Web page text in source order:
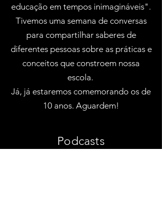
educação em tempos inimagináveis".
Tivemos uma semana de conversas
para compartilhar saberes de
diferentes pessoas sobre as práticas e
conceitos que constroem nossa
escola.
Já, já estaremos comemorando os de
10 anos. Aguardem!
Podcasts